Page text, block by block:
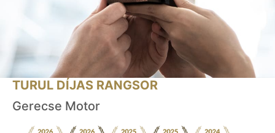
TURUL DÍJAS RANGSOR
Gerecse Motor